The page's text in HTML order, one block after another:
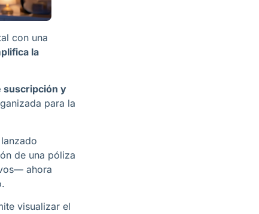
con una
la
suscripción y
para la
de una póliza
ahora
visualizar el